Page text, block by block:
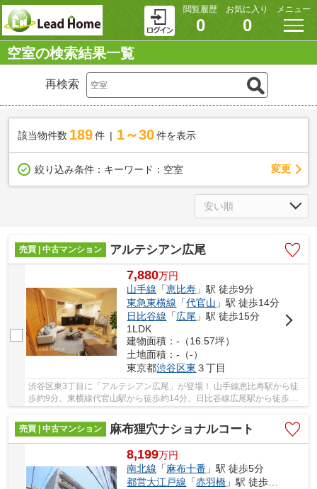
閲覧履歴
0
お気に入り
0
メニュー
空室の検索結果一覧
再検索
該当物件数 189件 1～30 件を表示
絞り込み条件： キーワード：空室 変更
売買 | 中古マンション アルテシアン広尾
7,880万円
山手線 「恵比寿 」駅 徒歩9分
東急東横線 「代官山 」駅 徒歩14分
日比谷線 「広尾 」駅 徒歩15分
1LDK
建物面積：-（16.57坪）
土地面積：-（-）
東京都渋谷区東 ３丁目
渋谷区東3丁目に「アルテシアン広尾」が登場！ 山手線恵比寿駅から徒
歩約9分、東横線代官山駅から徒歩約14分、日比谷線広尾駅から徒歩約
売買 | 中古マンション
麻布狸穴ナショナルコート
8,199万円
南北線 「麻布十番 」駅 徒歩5分
都営大江戸線 「赤羽橋 」駅 徒歩7分